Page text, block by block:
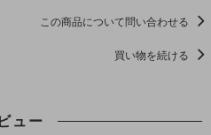
この商品について問い合わせる
買い物を続ける
ュー